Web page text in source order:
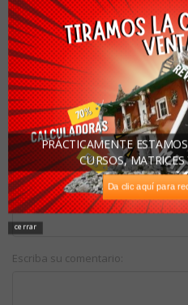
Por favor llene completamente la
agregaremos su comentario tan
Una calificación: (1 malo 5 muy
5
Estoy calificando:
Asunto:
Escriba su comentario:
cerrar
Da clic aquí para
PRÁCTICAMENTE
CURSOS,